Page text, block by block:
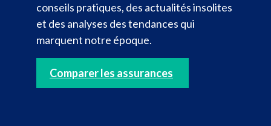
conseils pratiques, des actualités insolites
et des analyses des tendances qui
marquent notre époque.
Comparer les assurances